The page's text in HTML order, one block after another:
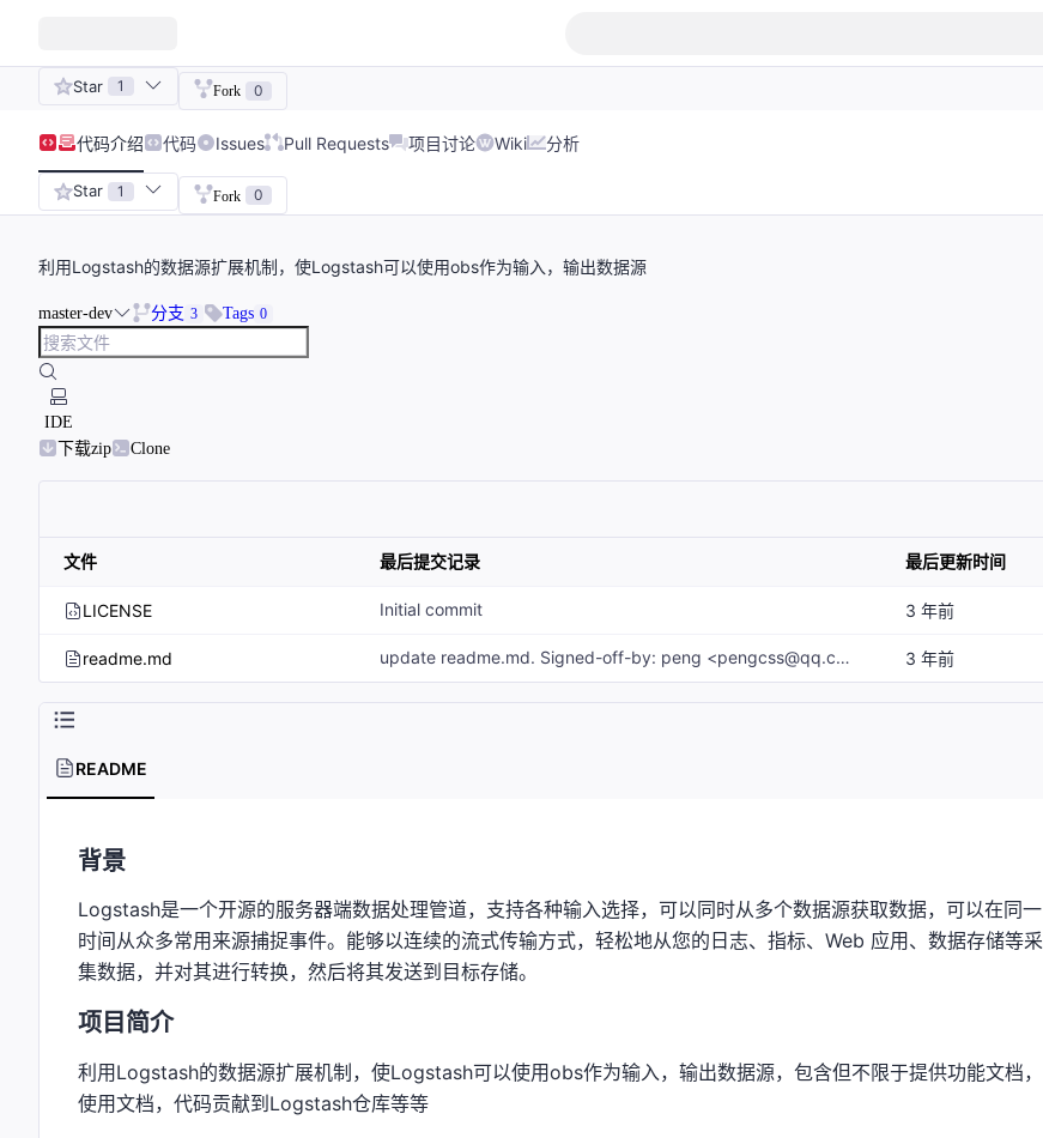
Star 1 Fork 0
代码介绍 代码 Issues Pull Requests 项目讨论 Wiki 分析
Star 1 Fork 0
利用Logstash的数据源扩展机制，使Logstash可以使用obs作为输入，输出数据源
master-dev 分支 3 Tags 0
IDE
下载zip
Clone
文件 最后提交记录 最后更新时间
LICENSE Initial commit 3 年前
readme.md update readme.md. Signed-off-by: peng <pengcss@qq.com> 3 年前
README
背景
Logstash是一个开源的服务器端数据处理管道，支持各种输入选择，可以同时从多个数据源获取数据，可以在同一
时间从众多常用来源捕捉事件。能够以连续的流式传输方式，轻松地从您的日志、指标、Web 应用、数据存储等采
集数据，并对其进行转换，然后将其发送到目标存储。
项目简介
利用Logstash的数据源扩展机制，使Logstash可以使用obs作为输入，输出数据源，包含但不限于提供功能文档，
使用文档，代码贡献到Logstash仓库等等